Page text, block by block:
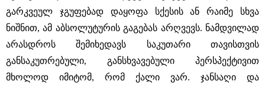
გარკვეულ ჯგუფებად დაყოფა სქესის ან რაიმე სხვა
ნიშნით, ამ აბსოლუტურის გაგებას არღვევს. ნამდვილად
არასდროს შემიხედავს საკუთარი თავისთვის
განსაკუთრებული, განსხვავებული პერსპექტივით
მხოლოდ იმიტომ, რომ ქალი ვარ. ჯანსაღი და